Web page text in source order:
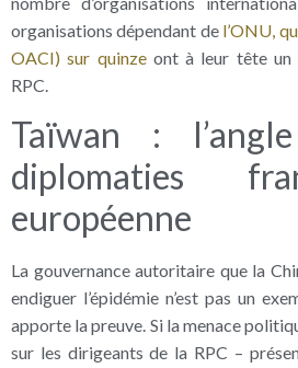
organisations dépendant de l’ONU,
OACI) sur quinzeont à leur tête un
RPC.
Taïwan :
diplomaties
européenne
La gouvernance autoritaire que la
endiguer l’épidémie n’est pas un
apporte la preuve. Si la menace
sur les dirigeants de la RPC –